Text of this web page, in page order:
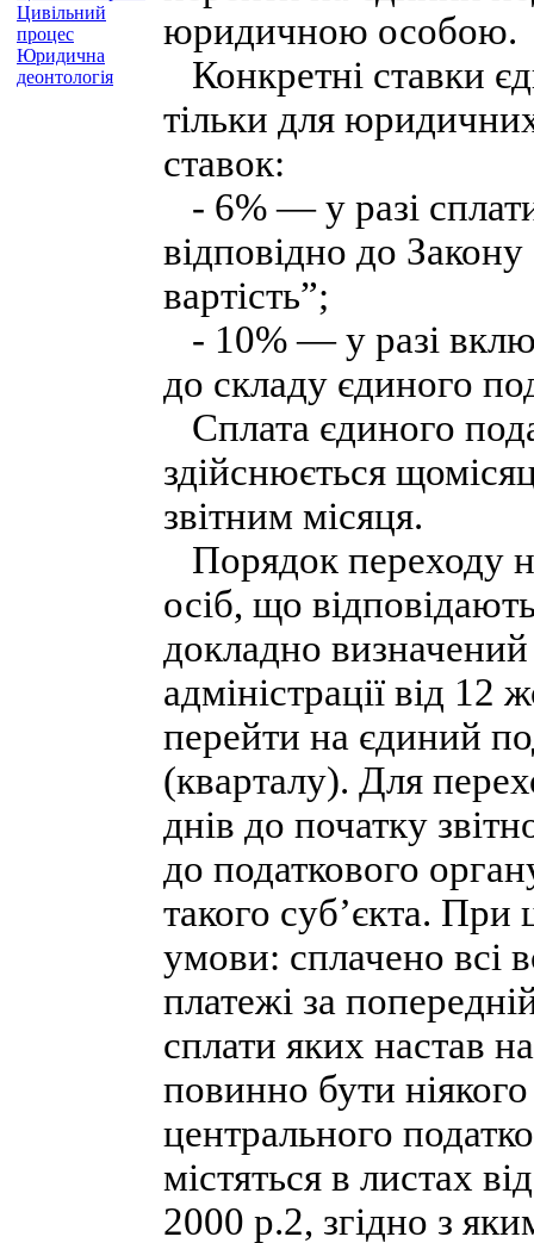
Цивільний
процес
Юридична
деонтологія
юридичною особою.
Конкретні ставки
тільки для
ставок:
- 6% — у разі
відповідно до
вартість”;
- 10% — у разі
до складу єдиного
Сплата єдиного
здійснюється
звітним місяця.
Порядок переходу
осіб, що
докладно
адміністрації від
перейти на єдиний
(кварталу). Для
днів до початку
до податкового
такого суб’єкта. При
умови: сплачено всі
платежі за
сплати яких настав
повинно бути
центрального
містяться в листах
2000 р.2, згідно з